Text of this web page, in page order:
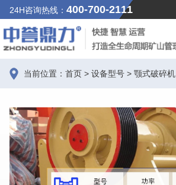
24H咨询热线： 400-700-2111
当前位置： 首页 > 设备型号 > 颚式破碎机